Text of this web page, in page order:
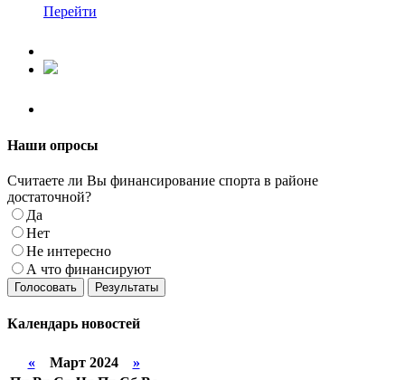
Перейти
Наши опросы
Считаете ли Вы финансирование спорта в районе
достаточной?
Да
Нет
Не интересно
А что финансируют
Голосовать Результаты
Календарь новостей
«Март 2024 »